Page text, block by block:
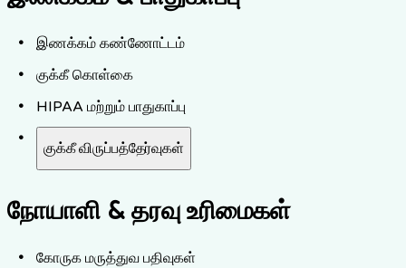
இணக்கம் கண்ணோட்டம்
குக்கீ கொள்கை
HIPAA மற்றும் பாதுகாப்பு
குக்கீ விருப்பத்தேர்வுகள்
நோயாளி & தரவு உரிமைகள்
கோருக மருத்துவ பதிவுகள்